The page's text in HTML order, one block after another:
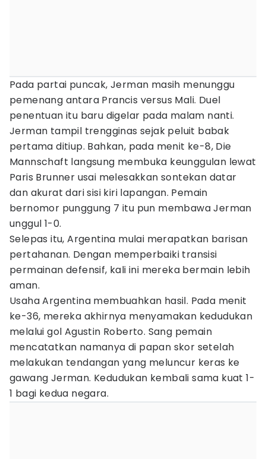
Pada partai puncak, Jerman masih menunggu
pemenang antara Prancis versus Mali. Duel
penentuan itu baru digelar pada malam nanti.
Jerman tampil trengginas sejak peluit babak
pertama ditiup. Bahkan, pada menit ke-8, Die
Mannschaft langsung membuka keunggulan lewat
Paris Brunner usai melesakkan sontekan datar
dan akurat dari sisi kiri lapangan. Pemain
bernomor punggung 7 itu pun membawa Jerman
unggul 1-0.
Selepas itu, Argentina mulai merapatkan barisan
pertahanan. Dengan memperbaiki transisi
permainan defensif, kali ini mereka bermain lebih
aman.
Usaha Argentina membuahkan hasil. Pada menit
ke-36, mereka akhirnya menyamakan kedudukan
melalui gol Agustin Roberto. Sang pemain
mencatatkan namanya di papan skor setelah
melakukan tendangan yang meluncur keras ke
gawang Jerman. Kedudukan kembali sama kuat 1-
1 bagi kedua negara.